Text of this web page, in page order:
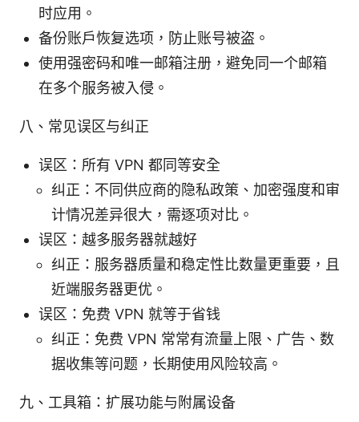
时应用。
备份账户恢复选项，防止账号被盗。
使用强密码和唯一邮箱注册，避免同一个邮箱
在多个服务被入侵。
八、常见误区与纠正
误区：所有 VPN 都同等安全
纠正：不同供应商的隐私政策、加密强度和审
计情况差异很大，需逐项对比。
误区：越多服务器就越好
纠正：服务器质量和稳定性比数量更重要，且
近端服务器更优。
误区：免费 VPN 就等于省钱
纠正：免费 VPN 常常有流量上限、广告、数
据收集等问题，长期使用风险较高。
九、工具箱：扩展功能与附属设备